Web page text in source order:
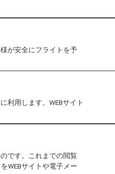
、誠にありがとうござい
クラブ会員規約を一部
が安全にフライトを予
利用します。WEBサイト
です。これまでの閲覧
WEBサイトや電子メー